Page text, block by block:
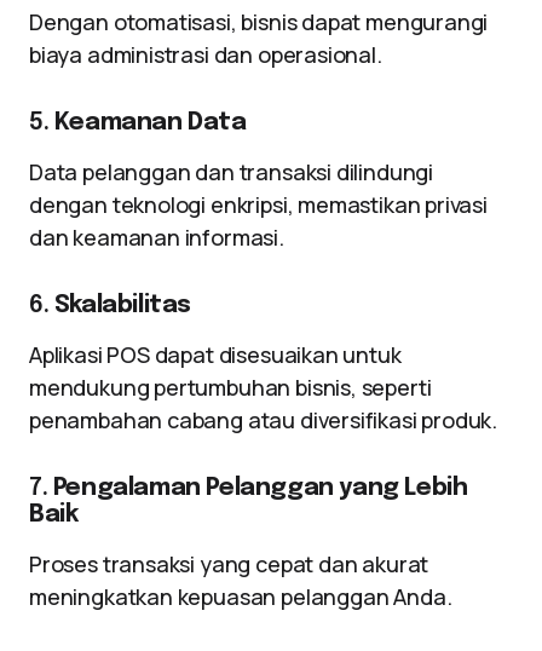
Dengan otomatisasi, bisnis dapat mengurangi
biaya administrasi dan operasional.
5. Keamanan Data
Data pelanggan dan transaksi dilindungi
dengan teknologi enkripsi, memastikan privasi
dan keamanan informasi.
6. Skalabilitas
Aplikasi POS dapat disesuaikan untuk
mendukung pertumbuhan bisnis, seperti
penambahan cabang atau diversifikasi produk.
7. Pengalaman Pelanggan yang Lebih
Baik
Proses transaksi yang cepat dan akurat
meningkatkan kepuasan pelanggan Anda.